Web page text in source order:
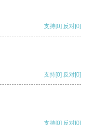
支持[0] 反对[0]
支持[0] 反对[0]
支持[0] 反对[0]